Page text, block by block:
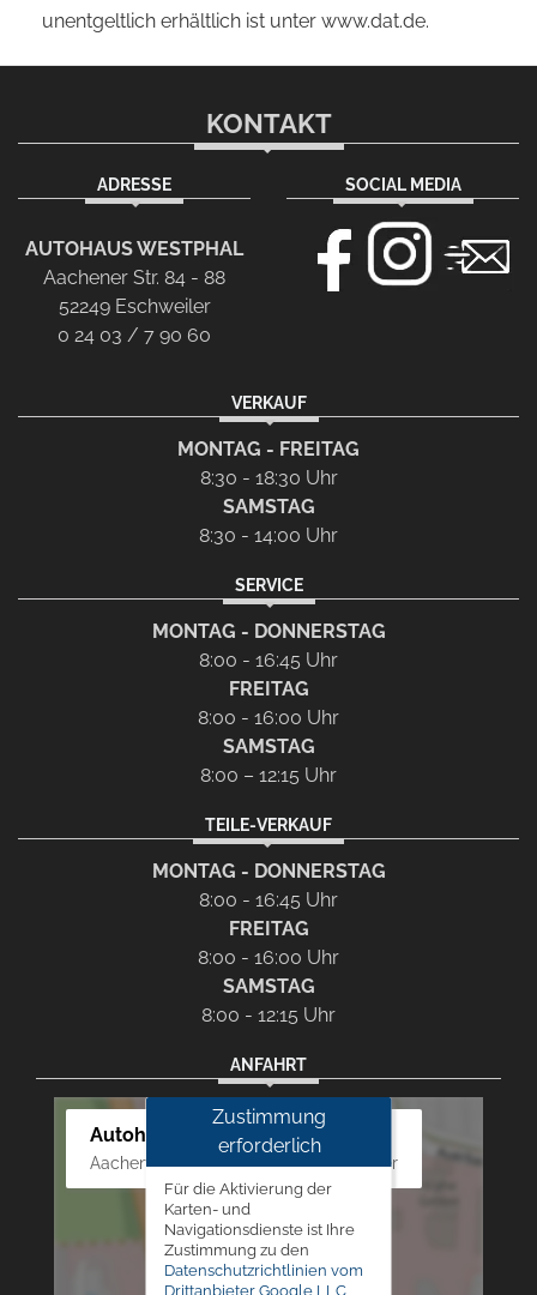
unentgeltlich erhältlich ist unter www.dat.de.
KONTAKT
ADRESSE
AUTOHAUS WESTPHAL
Aachener Str. 84 - 88
52249 Eschweiler
0 24 03 / 7 90 60
SOCIAL MEDIA
VERKAUF
MONTAG - FREITAG
8:30 - 18:30 Uhr
SAMSTAG
8:30 - 14:00 Uhr
SERVICE
MONTAG - DONNERSTAG
8:00 - 16:45 Uhr
FREITAG
8:00 - 16:00 Uhr
SAMSTAG
8:00 – 12:15 Uhr
TEILE-VERKAUF
MONTAG - DONNERSTAG
8:00 - 16:45 Uhr
FREITAG
8:00 - 16:00 Uhr
SAMSTAG
8:00 - 12:15 Uhr
ANFAHRT
Autohaus Westphal
Aachener Str. 84 - 88, 52249 Eschweiler
Zustimmung
erforderlich
Für die Aktivierung der
Karten- und
Navigationsdienste ist Ihre
Zustimmung zu den
Datenschutzrichtlinien vom
Drittanbieter Google LLC